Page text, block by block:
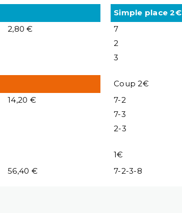
2,80 €
Simple place 2€
7
2
3
14,20 €
Coup 2€
7-2
7-3
2-3
56,40 €
1€
7-2-3-8